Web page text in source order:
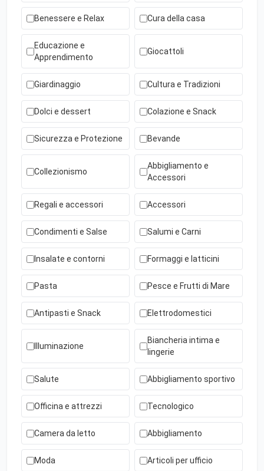
Benessere e Relax Cura della casa
Educazione e
Apprendimento
Giocattoli
Giardinaggio Cultura e Tradizioni
Dolci e dessert Colazione e Snack
Sicurezza e Protezione Bevande
Collezionismo
Abbigliamento e
Accessori
Regali e accessori Accessori
Condimenti e Salse Salumi e Carni
Insalate e contorni Formaggi e latticini
Pasta Pesce e Frutti di Mare
Antipasti e Snack Elettrodomestici
Illuminazione
Biancheria intima e
lingerie
Salute Abbigliamento sportivo
Officina e attrezzi Tecnologico
Camera da letto Abbigliamento
Moda Articoli per ufficio